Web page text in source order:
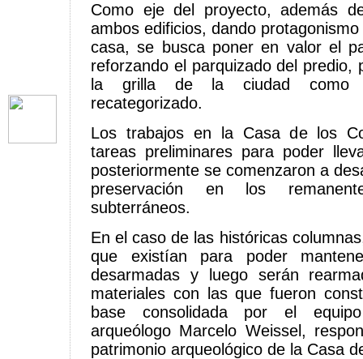
Como eje del proyecto, además
ambos edificios, dando
casa, se busca poner en valor el
reforzando el parquizado del predio,
la grilla de la ciudad como
recategorizado.
Los trabajos en la Casa de los
tareas preliminares para poder
posteriormente se comenzaron a
preservación en los
subterráneos.
En el caso de las históricas
que existían para poder
desarmadas y luego serán
materiales con las que fueron
base consolidada por el
arqueólogo Marcelo Weissel,
patrimonio arqueológico de la Casa